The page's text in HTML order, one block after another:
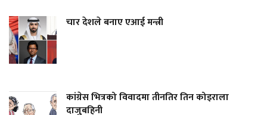
चार देशले बनाए एआई मन्त्री
कांग्रेस भित्रको विवादमा तीनतिर तिन कोइराला
दाजुबहिनी